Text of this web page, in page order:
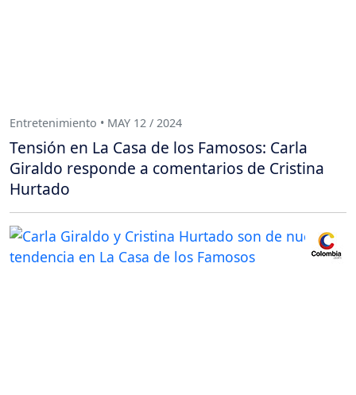
Entretenimiento • MAY 12 / 2024
Tensión en La Casa de los Famosos: Carla
Giraldo responde a comentarios de Cristina
Hurtado